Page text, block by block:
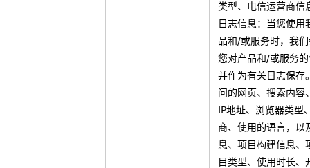
类型、电信运营商信
日志信息：当您使用
品和/或服务时，我
您对产品和/或服务
并作为有关日志保存
问的网页、搜索内容
IP地址、浏览器类型
商、使用的语言，以
息、项目构建信息、
目类型、使用时长、